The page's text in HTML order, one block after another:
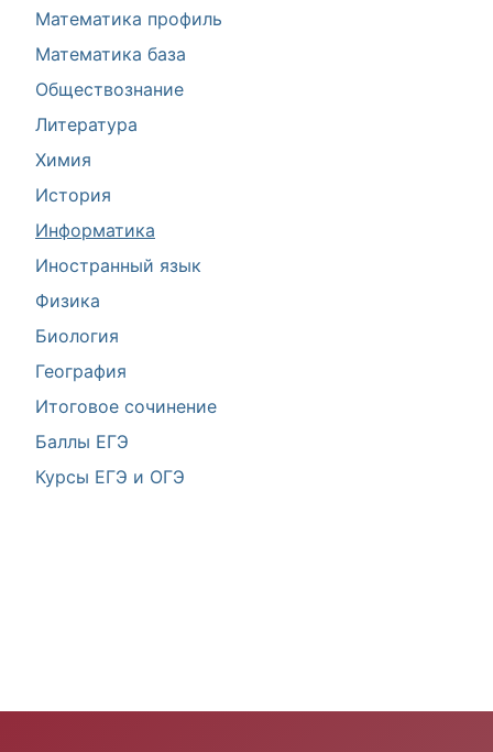
Математика профиль
Математика база
Обществознание
Литература
Химия
История
Информатика
Иностранный язык
Физика
Биология
География
Итоговое сочинение
Баллы ЕГЭ
Курсы ЕГЭ и ОГЭ